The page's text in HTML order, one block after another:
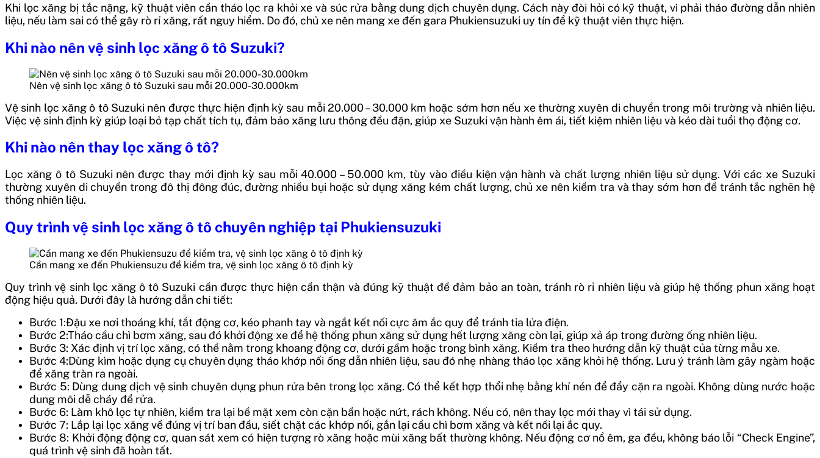
Khi lọc xăng bị tắc nặng, kỹ thuật viên cần tháo lọc ra khỏi xe và súc rửa bằng dung dịch chuyên dụng. Cách này đòi hỏi có kỹ thuật, vì phải tháo đường dẫn nhiên
liệu, nếu làm sai có thể gây rò rỉ xăng, rất nguy hiểm. Do đó, chủ xe nên mang xe đến gara Phukiensuzuki uy tín để kỹ thuật viên thực hiện.
Khi nào nên vệ sinh lọc xăng ô tô Suzuki?
Nên vệ sinh lọc xăng ô tô Suzuki sau mỗi 20.000-30.000km
Vệ sinh lọc xăng ô tô Suzuki nên được thực hiện định kỳ sau mỗi 20.000 – 30.000 km hoặc sớm hơn nếu xe thường xuyên di chuyển trong môi trường và nhiên liệu.
Việc vệ sinh định kỳ giúp loại bỏ tạp chất tích tụ, đảm bảo xăng lưu thông đều đặn, giúp xe Suzuki vận hành êm ái, tiết kiệm nhiên liệu và kéo dài tuổi thọ động cơ.
Khi nào nên thay lọc xăng ô tô?
Lọc xăng ô tô Suzuki nên được thay mới định kỳ sau mỗi 40.000 – 50.000 km, tùy vào điều kiện vận hành và chất lượng nhiên liệu sử dụng. Với các xe Suzuki
thường xuyên di chuyển trong đô thị đông đúc, đường nhiều bụi hoặc sử dụng xăng kém chất lượng, chủ xe nên kiểm tra và thay sớm hơn để tránh tắc nghẽn hệ
thống nhiên liệu.
Quy trình vệ sinh lọc xăng ô tô chuyên nghiệp tại Phukiensuzuki
Cần mang xe đến Phukiensuzu để kiểm tra, vệ sinh lọc xăng ô tô định kỳ
Quy trình vệ sinh lọc xăng ô tô Suzuki cần được thực hiện cẩn thận và đúng kỹ thuật để đảm bảo an toàn, tránh rò rỉ nhiên liệu và giúp hệ thống phun xăng hoạt
động hiệu quả. Dưới đây là hướng dẫn chi tiết:
Bước 1:Đậu xe nơi thoáng khí, tắt động cơ, kéo phanh tay và ngắt kết nối cực âm ắc quy để tránh tia lửa điện.
Bước 2:Tháo cầu chì bơm xăng, sau đó khởi động xe để hệ thống phun xăng sử dụng hết lượng xăng còn lại, giúp xả áp trong đường ống nhiên liệu.
Bước 3: Xác định vị trí lọc xăng, có thể nằm trong khoang động cơ, dưới gầm hoặc trong bình xăng. Kiểm tra theo hướng dẫn kỹ thuật của từng mẫu xe.
Bước 4:Dùng kìm hoặc dụng cụ chuyên dụng tháo khớp nối ống dẫn nhiên liệu, sau đó nhẹ nhàng tháo lọc xăng khỏi hệ thống. Lưu ý tránh làm gãy ngàm hoặc
để xăng tràn ra ngoài.
Bước 5: Dùng dung dịch vệ sinh chuyên dụng phun rửa bên trong lọc xăng. Có thể kết hợp thổi nhẹ bằng khí nén để đẩy cặn ra ngoài. Không dùng nước hoặc
dung môi dễ cháy để rửa.
Bước 6: Làm khô lọc tự nhiên, kiểm tra lại bề mặt xem còn cặn bẩn hoặc nứt, rách không. Nếu có, nên thay lọc mới thay vì tái sử dụng.
Bước 7: Lắp lại lọc xăng về đúng vị trí ban đầu, siết chặt các khớp nối, gắn lại cầu chì bơm xăng và kết nối lại ắc quy.
Bước 8: Khởi động động cơ, quan sát xem có hiện tượng rò xăng hoặc mùi xăng bất thường không. Nếu động cơ nổ êm, ga đều, không báo lỗi “Check Engine”,
quá trình vệ sinh đã hoàn tất.